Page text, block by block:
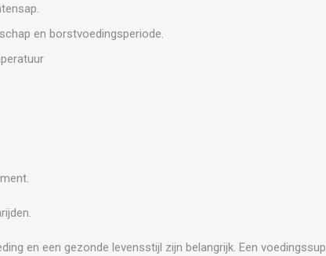
en borstvoedingsperiode.
en een gezonde levensstijl zijn belangrijk. Een